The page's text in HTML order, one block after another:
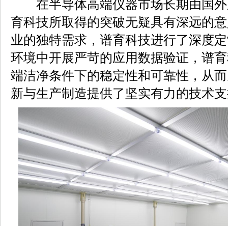
在半导体高端仪器市场长期由国外
育科技所取得的突破无疑具有深远的
业的独特需求，谱育科技进行了深度
环境中开展严苛的应用数据验证，谱
端洁净条件下的稳定性和可靠性，从
新与生产制造提供了坚实有力的技术